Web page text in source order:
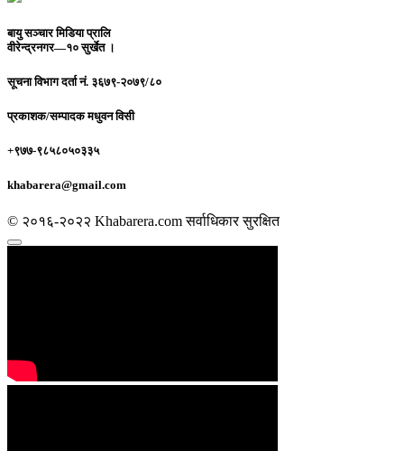
बायु सञ्चार मिडिया प्रालि
वीरेन्द्रनगर—१० सुर्खेत ।
सूचना विभाग दर्ता नं. ३६७९-२०७९/८०
प्रकाशक/सम्पादकमधुवन विसी
+९७७-९८५८०५०३३५
khabarera@gmail.com
© २०१६-२०२२ Khabarera.com सर्वाधिकार सुरक्षित